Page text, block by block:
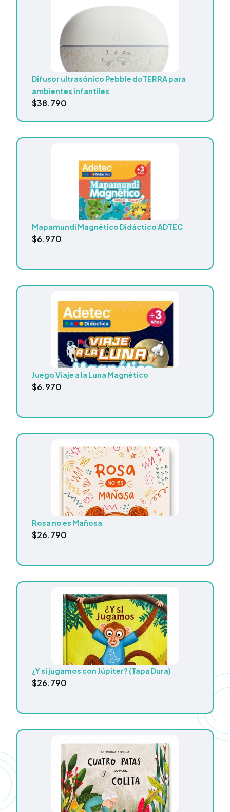
Difusor ultrasónico Pebble doTERRA para
ambientes infantiles
$38.790
Mapamundi Magnético Didáctico ADTEC
$6.970
Juego Viaje a la Luna Magnético
$6.970
Rosa no es Mañosa
$26.790
¿Y si jugamos con Júpiter? (Tapa Dura)
$26.790